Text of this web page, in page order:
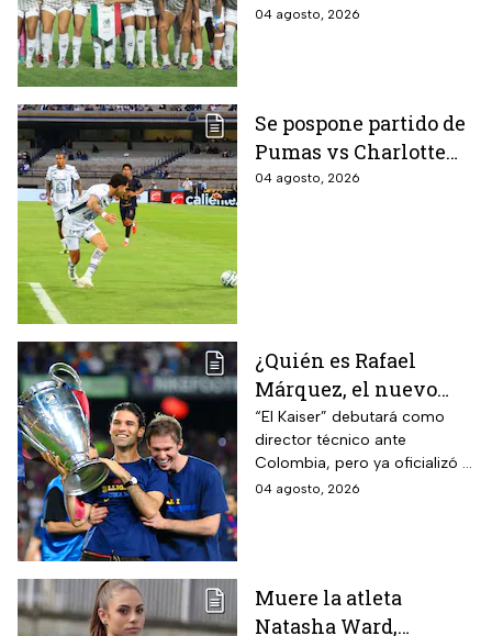
presea en los Juegos
04 agosto, 2026
Se pospone partido de
Pumas vs Charlotte
FC en el inicio de la
04 agosto, 2026
¿Quién es Rafael
Márquez, el nuevo
entrenador de la
Selección Mexicana
que debutará con
Colombia, Perú y
“El Kaiser” debutará como
director técnico ante
Colombia, pero ya oficializó la
fecha de su primer encuentro
04 agosto, 2026
Muere la atleta
Natasha Ward,